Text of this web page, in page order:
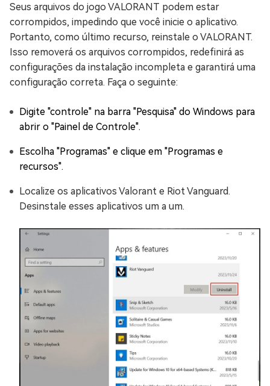
Seus arquivos do jogo VALORANT podem estar
corrompidos, impedindo que você inicie o aplicativo.
Portanto, como último recurso, reinstale o VALORANT.
Isso removerá os arquivos corrompidos, redefinirá as
configurações da instalação incompleta e garantirá uma
configuração correta. Faça o seguinte:
Digite "controle" na barra "Pesquisa" do Windows para
abrir o "Painel de Controle".
Escolha "Programas" e clique em "Programas e
recursos".
Localize os aplicativos Valorant e Riot Vanguard.
Desinstale esses aplicativos um a um.